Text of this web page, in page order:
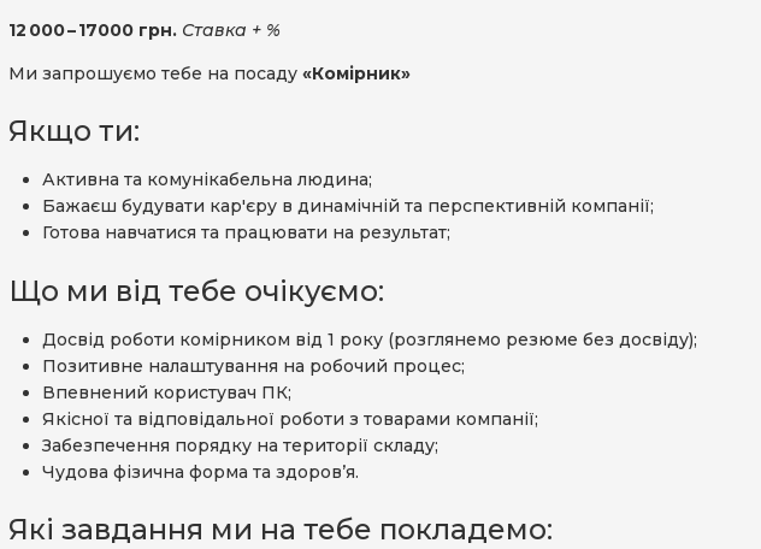
12 000 – 17000 грн. Ставка + %
Ми запрошуємо тебе на посаду «Комірник»
Якщо ти:
Активна та комунікабельна людина;
Бажаєш будувати кар'єру в динамічній та перспективній компанії;
Готова навчатися та працювати на результат;
Що ми від тебе очікуємо:
Досвід роботи комірником від 1 року (розглянемо резюме без досвіду);
Позитивне налаштування на робочий процес;
Впевнений користувач ПК;
Якісної та відповідальної роботи з товарами компанії;
Забезпечення порядку на території складу;
Чудова фізична форма та здоров’я.
Які завдання ми на тебе покладемо: